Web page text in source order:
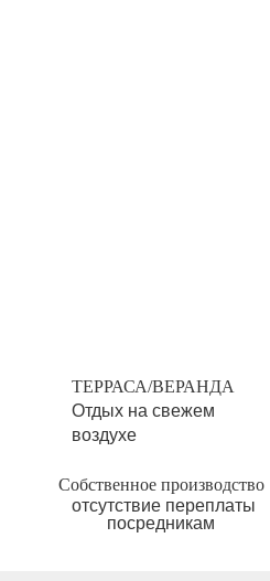
ТЕРРАСА/ВЕРАНДА
Отдых на свежем
воздухе
Собственное производство
отсутствие переплаты
посредникам